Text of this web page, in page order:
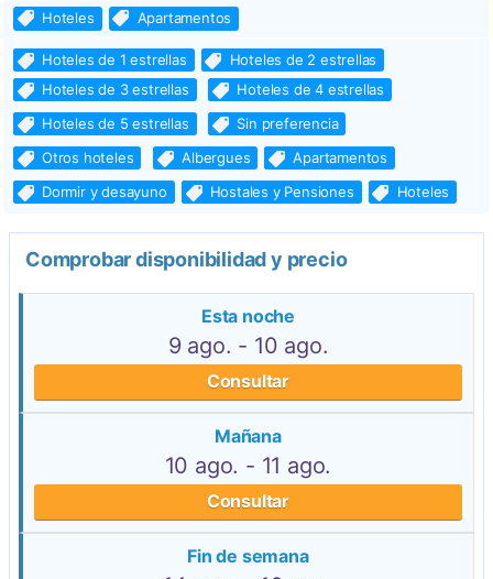
Hoteles
Apartamentos
Hoteles de 1 estrellas
Hoteles de 2 estrellas
Hoteles de 3 estrellas
Hoteles de 4 estrellas
Hoteles de 5 estrellas
Sin preferencia
Otros hoteles
Albergues
Apartamentos
Dormir y desayuno
Hostales y Pensiones Hoteles
Comprobar disponibilidad y precio
Esta noche
9 ago. - 10 ago.
Consultar
Mañana
10 ago. - 11 ago.
Consultar
Fin de semana